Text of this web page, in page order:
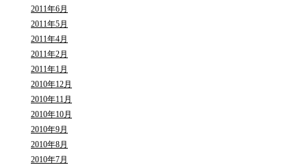
2011年6月
2011年5月
2011年4月
2011年2月
2011年1月
2010年12月
2010年11月
2010年10月
2010年9月
2010年8月
2010年7月